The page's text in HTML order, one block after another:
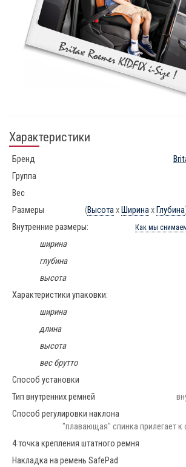
Характеристики
Бренд
Группа
Вес
Размеры
(Высотах Ширинах Глубина
Внутренние размеры:
Как мы
ширина
глубина
высота
Характеристики упаковки:
ширина
длина
высота
вес брутто
Способ установки
Тип внутренних ремней
Способ регулировки наклона
"плавающая" спинка прилегает к
4 точка крепления штатного ремня
Накладка на ремень SafePad